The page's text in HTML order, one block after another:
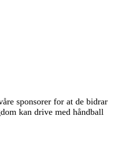
sponsorer for at de bidrar
kan drive med håndball